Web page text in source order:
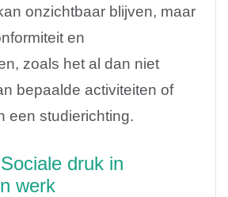
onzichtbaar blijven, maar
en
zoals het al dan niet
bepaalde activiteiten of
een studierichting.
druk in
werk